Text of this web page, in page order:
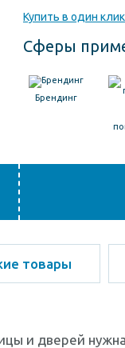
Купить в один клик
Сферы
Брендинг
товары
и дверей